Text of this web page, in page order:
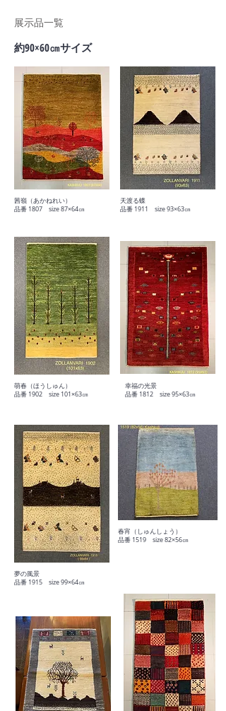
展示品一覧
​約90×60㎝サイズ
茜嶺（あかねれい）
品番 1807 size 87×64㎝
天渡る蝶
​品番 1911 size 93×63㎝
萌春（ほうしゅん）
​品番 1902 size 101×63㎝
幸福の光景
​品番 1812 size 95×63㎝
春宵（しゅんしょう）
​品番 1519 size 82×56㎝
夢の風景
品番 1915 size 99×64㎝